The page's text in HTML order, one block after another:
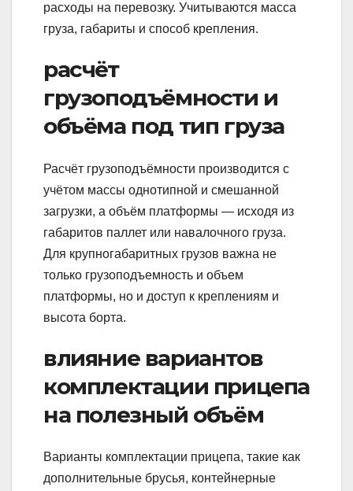
расходы на перевозку. Учитываются масса
груза, габариты и способ крепления.
расчёт
грузоподъёмности и
объёма под тип груза
Расчёт грузоподъёмности производится с
учётом массы однотипной и смешанной
загрузки, а объём платформы — исходя из
габаритов паллет или навалочного груза.
Для крупногабаритных грузов важна не
только грузоподъемность и объем
платформы, но и доступ к креплениям и
высота борта.
влияние вариантов
комплектации прицепа
на полезный объём
Варианты комплектации прицепа, такие как
дополнительные брусья, контейнерные